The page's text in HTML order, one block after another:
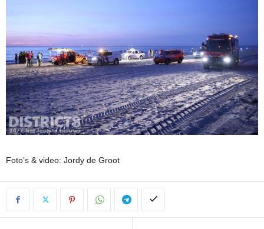
Foto’s & video: Jordy de Groot